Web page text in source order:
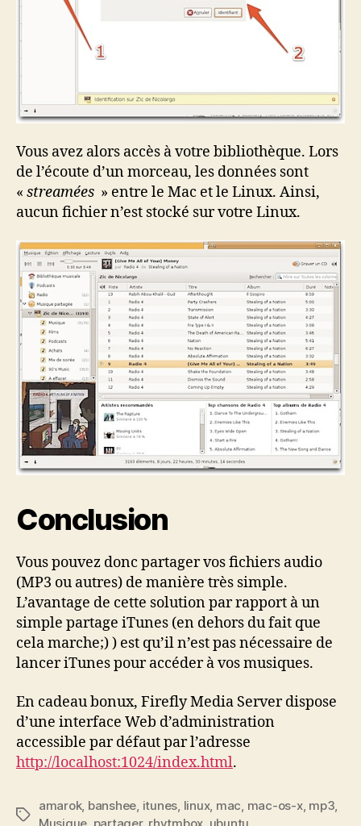
Vous avez alors accès à votre bibliothèque. Lors
de l’écoute d’un morceau, les données sont
« streamées » entre le Mac et le Linux. Ainsi,
aucun fichier n’est stocké sur votre Linux.
Conclusion
Vous pouvez donc partager vos fichiers audio
(MP3 ou autres) de manière très simple.
L’avantage de cette solution par rapport à un
simple partage iTunes (en dehors du fait que
cela marche;) ) est qu’il n’est pas nécessaire de
lancer iTunes pour accéder à vos musiques.
En cadeau bonux, Firefly Media Server dispose
d’une interface Web d’administration
accessible par défaut par l’adresse
http://localhost:1024/index.html.
Étiquettes
amarok, banshee itunes linux, mac mac-os-x, mp3
Musique partager, rhytmbox ubuntu